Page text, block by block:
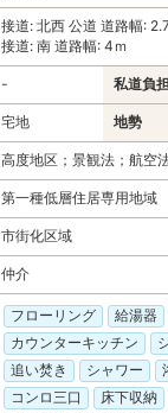
接道: 北西 公道 道路幅:
接道: 南 道路幅: 4ｍ
- 私道負
宅地 地勢
高度地区；景観法；航空
第一種低層住居専用地域
市街化区域
仲介
フローリング 給湯器
カウンターキッチン
追い焚き
シャワー
コンロ三口
床下収納